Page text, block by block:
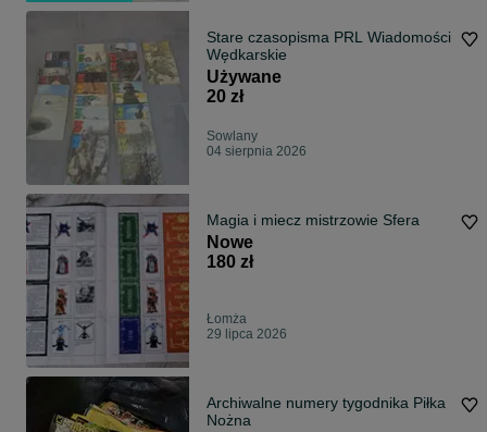
Stare czasopisma PRL Wiadomości
Wędkarskie
Używane
20 zł
Sowlany
04 sierpnia 2026
Magia i miecz mistrzowie Sfera
Nowe
180 zł
Łomża
29 lipca 2026
Archiwalne numery tygodnika Piłka
Nożna